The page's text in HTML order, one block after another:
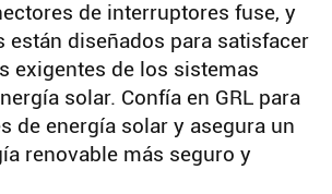
de interruptores fuse, y
están diseñados para satisfacer
exigentes de los sistemas
solar. Confía en GRL para
de energía solar y asegura un
renovable más seguro y